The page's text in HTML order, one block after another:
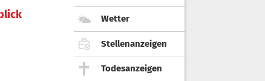
Wetter
Stellenanzeigen
Todesanzeigen